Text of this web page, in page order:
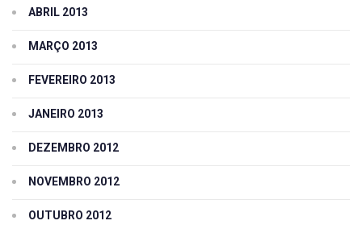
ABRIL 2013
MARÇO 2013
FEVEREIRO 2013
JANEIRO 2013
DEZEMBRO 2012
NOVEMBRO 2012
OUTUBRO 2012